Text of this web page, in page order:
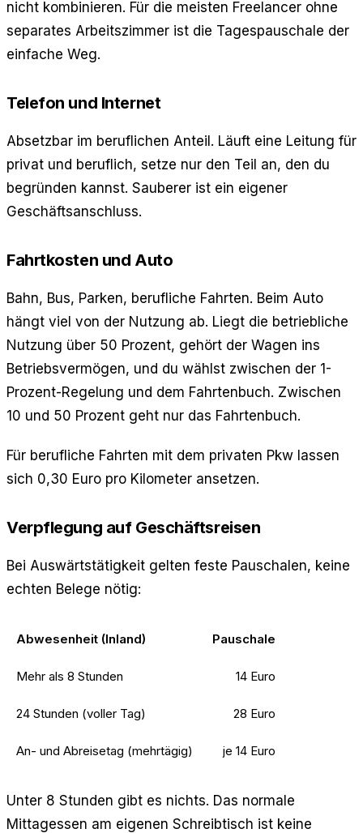
nicht kombinieren. Für die meisten Freelancer ohne
separates Arbeitszimmer ist die Tagespauschale der
einfache Weg.
Telefon und Internet
Absetzbar im beruflichen Anteil. Läuft eine Leitung für
privat und beruflich, setze nur den Teil an, den du
begründen kannst. Sauberer ist ein eigener
Geschäftsanschluss.
Fahrtkosten und Auto
Bahn, Bus, Parken, berufliche Fahrten. Beim Auto
hängt viel von der Nutzung ab. Liegt die betriebliche
Nutzung über 50 Prozent, gehört der Wagen ins
Betriebsvermögen, und du wählst zwischen der 1-
Prozent-Regelung und dem Fahrtenbuch. Zwischen
10 und 50 Prozent geht nur das Fahrtenbuch.
Für berufliche Fahrten mit dem privaten Pkw lassen
sich 0,30 Euro pro Kilometer ansetzen.
Verpflegung auf Geschäftsreisen
Bei Auswärtstätigkeit gelten feste Pauschalen, keine
echten Belege nötig:
Abwesenheit (Inland) Pauschale
Mehr als 8 Stunden 14 Euro
24 Stunden (voller Tag) 28 Euro
An- und Abreisetag (mehrtägig) je 14 Euro
Unter 8 Stunden gibt es nichts. Das normale
Mittagessen am eigenen Schreibtisch ist keine